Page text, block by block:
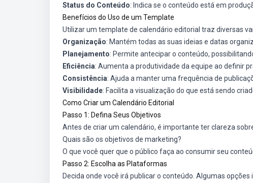
Status do Conteúdo: Indica se o conteúdo está em
Benefícios do Uso de um Template
Utilizar um template de calendário editorial traz diversas
Organização: Mantém todas as suas ideias e datas
Planejamento: Permite antecipar o conteúdo,
Eficiência: Aumenta a produtividade da equipe ao definir
Consistência: Ajuda a manter uma frequência de
Visibilidade: Facilita a visualização do que está sendo
Como Criar um Calendário Editorial
Passo 1: Defina Seus Objetivos
Antes de criar um calendário, é importante ter clareza
Quais são os objetivos de marketing?
O que você quer que o público faça ao consumir seu
Passo 2: Escolha as Plataformas
Decida onde você irá publicar o conteúdo. Algumas opções